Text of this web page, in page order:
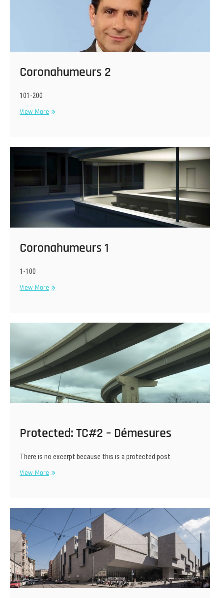
Coronahumeurs 2
101-200
View MoreCoronahumeurs
Coronahumeurs 1
1-100
View MoreCoronahumeurs
Protected: TC#2 – Démesures
There is no excerpt because this is a protected post.
View MoreProtected: